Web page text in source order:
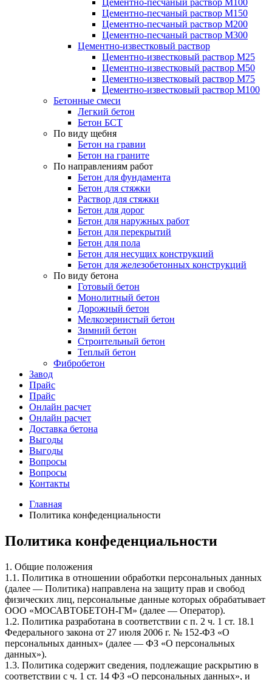
Цементно-песчаный раствор М100
Цементно-песчаный раствор М150
Цементно-песчаный раствор М200
Цементно-песчаный раствор М300
Цементно-известковый раствор
Цементно-известковый раствор М25
Цементно-известковый раствор М50
Цементно-известковый раствор М75
Цементно-известковый раствор М100
Бетонные смеси
Легкий бетон
Бетон БСТ
По виду щебня
Бетон на гравии
Бетон на граните
По направлениям работ
Бетон для фундамента
Бетон для стяжки
Раствор для стяжки
Бетон для дорог
Бетон для наружных работ
Бетон для перекрытий
Бетон для пола
Бетон для несущих конструкций
Бетон для железобетонных конструкций
По виду бетона
Готовый бетон
Монолитный бетон
Дорожный бетон
Мелкозернистый бетон
Зимний бетон
Строительный бетон
Теплый бетон
Фибробетон
Завод
Прайс
Прайс
Онлайн расчет
Онлайн расчет
Доставка бетона
Выгоды
Выгоды
Вопросы
Вопросы
Контакты
Главная
Политика конфеденциальности
Политика конфеденциальности
1. Общие положения
1.1. Политика в отношении обработки персональных данных
(далее — Политика) направлена на защиту прав и свобод
физических лиц, персональные данные которых обрабатывает
ООО «МОСАВТОБЕТОН-ГМ» (далее — Оператор).
1.2. Политика разработана в соответствии с п. 2 ч. 1 ст. 18.1
Федерального закона от 27 июля 2006 г. № 152-ФЗ «О
персональных данных» (далее — ФЗ «О персональных
данных»).
1.3. Политика содержит сведения, подлежащие раскрытию в
соответствии с ч. 1 ст. 14 ФЗ «О персональных данных», и